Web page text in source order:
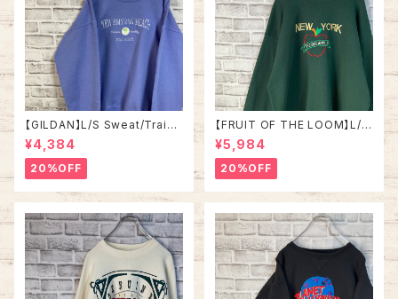
【GILDAN】L/S Sweat/Traine
r L相当 “ NEW SMYRNA BEA
CH” スーベニア スウェット トレ
ーナー ニュー スミナー ビーチ
フロリダ パープル ラベンダー
紫アメリカ USA 古着
¥4,384
20%OFF
【FRUIT OF THE LOOM】L/S
Sweat XL 90s Made in US
A “NEW YORK ” スーベニア
スウェット トレーナー NY ニュ
ーヨーク ビッグアップル 刺繍 vi
ntage ヴィンテージ アメリカ U
SA 古着
¥5,984
20%OFF